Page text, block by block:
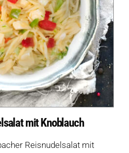
mit Knoblauch
Reisnudelsalat mit